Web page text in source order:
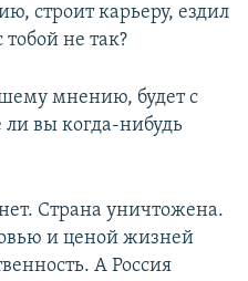
строит карьеру, ездил
тобой не так?
мнению, будет с
вы когда-нибудь
Страна уничтожена.
и ценой жизней
А Россия